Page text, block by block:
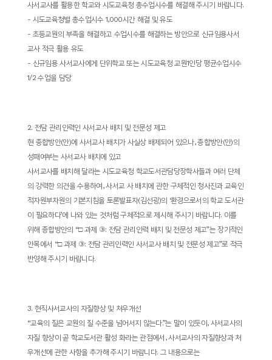
사서교사를 활용한 학교와 시도교육청 총수업시수를 해결해 주시기 바랍니다.
- 시도교육청별 총수업시수1,000시간 해결 및 유도
- 초등교원의 부족을 해결하고 수업시수를 해결하는 방안으로 신규임용사서
교사 적극 활용 유도
- 신규임용 사서교사에게 단위학교 또는 시도교육청 교원1인당 평균수업시수
1/2수업을 담당
2. 전담 관리인력인 사서교사 배치 및 전문성 제고
현 종합방안(안)에 사서교사 배치가 사실상 배제되어 있으나,종합방안(안)의
성패여부는 사서교사 배치에 있고
사서교사를 배치해 달라는 시도교육청 학교도서관담당장학사들과 여러 단체
의 강력한 의견을 수용하여 ,사서교 사 배치에 관한 구체적인 청사진과 교육인
적자원부차원의 기본지침을 토론발표자(김선굉)의 ‘환경으로서의 학교 도서관
이 필요하다’에 나와 있는 것처럼 구체적으로 제시해 주시기 바랍니다. 이를
위해 종합방안의 “□과제 ③: 전담 관리인력 배치 및 전문성 제고”는 장기적인
안목에서 “□과제 ③: 전담 관리인력인 사서교사 배치 및 전문성 제고”로 적극
반영해 주시기 바랍니다.
3. 현직사서교사의 자질향상 및 처우개선
“교육의 질은 교원의 질 수준을 넘어서지 않는다.”는 말이 있듯이 , 사서교사의
자질 향상이 곧 학교도서관 활성 화라는 관점에서 ,사서교사의 자질향상과 처
우개선에 관한 사항을 추가해 주시기 바랍니다. 그 내용으로는